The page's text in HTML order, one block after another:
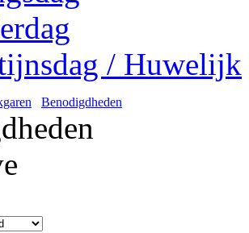
/ Huwelijk
Benodigdheden